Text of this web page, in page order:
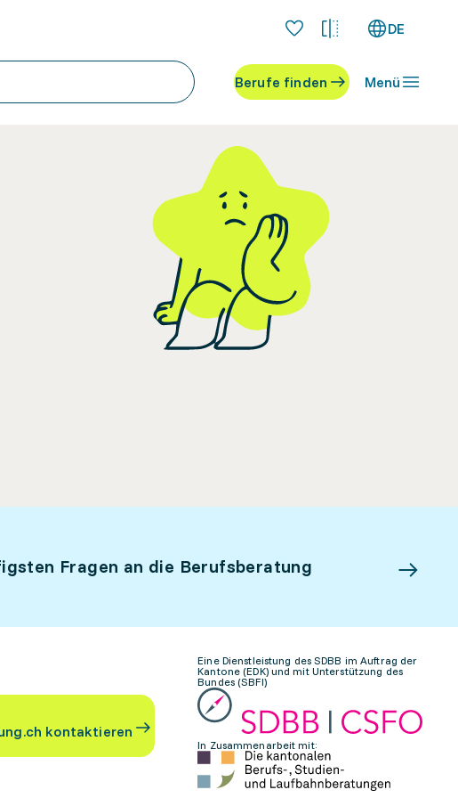
DE
Berufe finden Menü
Fragen an die Berufsberatung
kontaktieren
Eine Dienstleistung des SDBB im Auftrag der
Kantone (EDK) und mit Unterstützung des
Bundes (SBFI)
In Zusammenarbeit mit: